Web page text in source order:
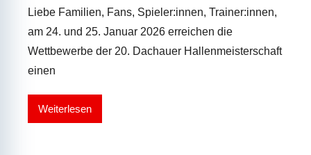
Liebe Familien, Fans, Spieler:innen, Trainer:innen,
am 24. und 25. Januar 2026 erreichen die
Wettbewerbe der 20. Dachauer Hallenmeisterschaft
einen
Weiterlesen